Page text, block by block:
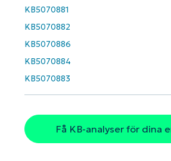
KB5070881
KB5070882
KB5070886
KB5070884
KB5070883
Få KB-analyser för dina
Country
Company
name*